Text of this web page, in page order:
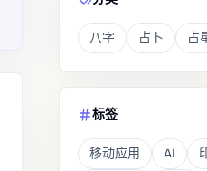
八字 占卜 占
标签
移动应用 AI